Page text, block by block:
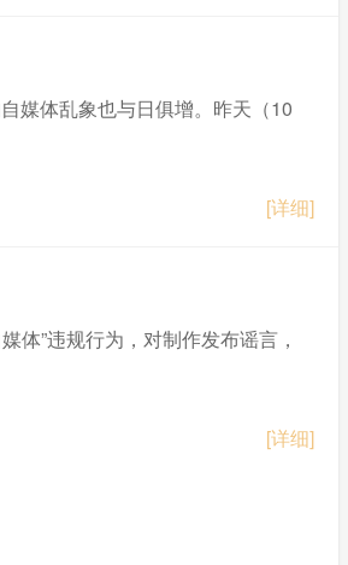
媒体乱象也与日俱增。昨天（10
[详细]
体”违规行为，对制作发布谣言，
[详细]